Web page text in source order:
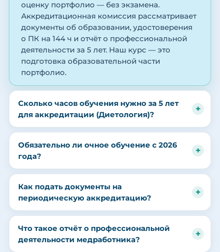
оценку портфолио — без экзамена.
Аккредитационная комиссия рассматривает
документы об образовании, удостоверения
о ПК на 144 ч и отчёт о профессиональной
деятельности за 5 лет. Наш курс — это
подготовка образовательной части
портфолио.
Сколько часов обучения нужно за 5 лет
для аккредитации (Диетология)?
Обязательно ли очное обучение с 2026
года?
Как подать документы на
периодическую аккредитацию?
Что такое отчёт о профессиональной
деятельности медработника?